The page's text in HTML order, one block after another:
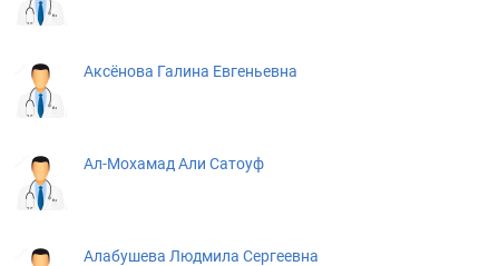
Аксёнова Галина Евгеньевна
Ал-Мохамад Али Сатоуф
Алабушева Людмила Сергеевна